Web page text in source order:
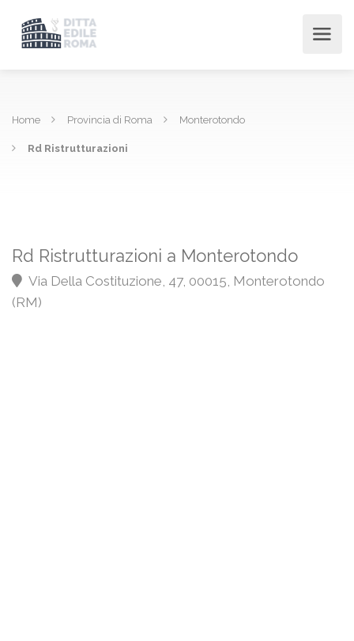
Home Provincia di Roma Monterotondo
Rd Ristrutturazioni
Rd Ristrutturazioni a Monterotondo
Via Della Costituzione, 47, 00015, Monterotondo
(RM)